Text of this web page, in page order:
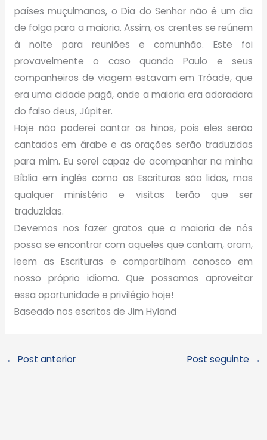
países muçulmanos, o Dia do Senhor não é um dia
de folga para a maioria. Assim, os crentes se reúnem
à noite para reuniões e comunhão. Este foi
provavelmente o caso quando Paulo e seus
companheiros de viagem estavam em Trôade, que
era uma cidade pagã, onde a maioria era adoradora
do falso deus, Júpiter.
Hoje não poderei cantar os hinos, pois eles serão
cantados em árabe e as orações serão traduzidas
para mim. Eu serei capaz de acompanhar na minha
Bíblia em inglês como as Escrituras são lidas, mas
qualquer ministério e visitas terão que ser
traduzidas.
Devemos nos fazer gratos que a maioria de nós
possa se encontrar com aqueles que cantam, oram,
leem as Escrituras e compartilham conosco em
nosso próprio idioma. Que possamos aproveitar
essa oportunidade e privilégio hoje!
Baseado nos escritos de Jim Hyland
← Post anterior Post seguinte →